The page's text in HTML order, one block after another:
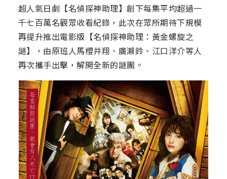
超人氣日劇【名偵探神助理】創下每集平均超過一
千七百萬名觀眾收看紀錄，此次在眾所期待下規模
再提升推出電影版【名偵探神助理：黃金螺旋之
謎】，由原班人馬櫻井翔、廣瀨鈴、江口洋介等人
再次攜手出擊，解開全新的謎團。